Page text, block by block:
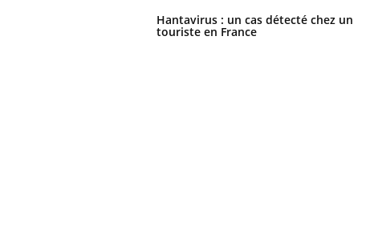
Hantavirus : un cas détecté chez un
touriste en France